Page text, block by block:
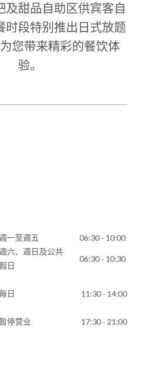
及甜品自助区供宾客自
时段特别推出日式放题
您带来精彩的餐饮体
验。
週一至週五
06:30 - 10:00
週六、週日及公共
日
06:30 - 10:30
日 11:30 - 14:00
停营业 17:30 - 21:00